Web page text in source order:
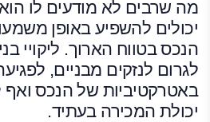
מה שרבים לא מודעים לו הוא
יכולים להשפיע באופן
הנכס בטווח הארוך. ליקויי
לגרום לנזקים מבניים,
באטרקטיביות של הנכס
יכולת המכירה בעתיד.